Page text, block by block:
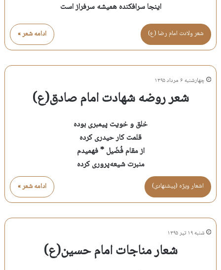
اینجا سرافکنده همیشه سرفراز است
ادامه شعر » شعر ولادت امام رضا (ع)
چهارشنبه ۶ مرداد ۱۳۹۵
شعر روضه شهادت امام صادق(ع)
خلق و خویت پیمبری بوده
قلمت کار حیدری کرده
از مقام فُضَیل * فهمیدم
منبرت شیعه‌پروری کرده
ادامه شعر » اشعار ویژه (پیشنهادی)
شنبه ۱۹ تیر ۱۳۹۵
شعار مناجات امام حسین(ع)